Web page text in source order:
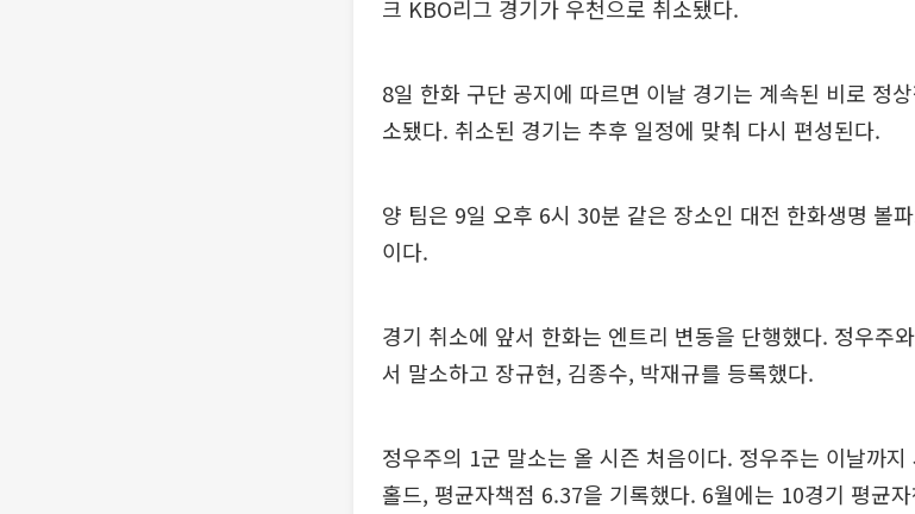
크 KBO리그 경기가 우천으로 취소됐다.
8일 한화 구단 공지에 따르면 이날 경기는 계속된 비로 정
소됐다. 취소된 경기는 추후 일정에 맞춰 다시 편성된다.
양 팀은 9일 오후 6시 30분 같은 장소인 대전 한화생명 볼
이다.
경기 취소에 앞서 한화는 엔트리 변동을 단행했다. 정우주
서 말소하고 장규현, 김종수, 박재규를 등록했다.
정우주의 1군 말소는 올 시즌 처음이다. 정우주는 이날까
홀드, 평균자책점 6.37을 기록했다. 6월에는 10경기 평균